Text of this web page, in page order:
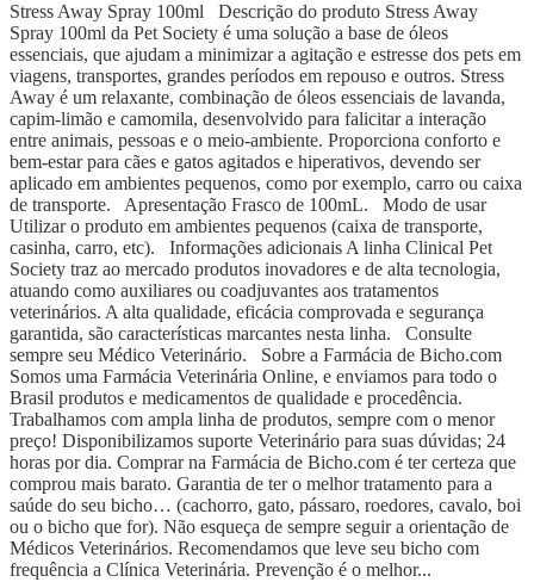
Stress Away Spray 100ml Descrição do produto Stress Away
Spray 100ml da Pet Society é uma solução a base de óleos
essenciais, que ajudam a minimizar a agitação e estresse dos pets em
viagens, transportes, grandes períodos em repouso e outros. Stress
Away é um relaxante, combinação de óleos essenciais de lavanda,
capim-limão e camomila, desenvolvido para falicitar a interação
entre animais, pessoas e o meio-ambiente. Proporciona conforto e
bem-estar para cães e gatos agitados e hiperativos, devendo ser
aplicado em ambientes pequenos, como por exemplo, carro ou caixa
de transporte. Apresentação Frasco de 100mL. Modo de usar
Utilizar o produto em ambientes pequenos (caixa de transporte,
casinha, carro, etc). Informações adicionais A linha Clinical Pet
Society traz ao mercado produtos inovadores e de alta tecnologia,
atuando como auxiliares ou coadjuvantes aos tratamentos
veterinários. A alta qualidade, eficácia comprovada e segurança
garantida, são características marcantes nesta linha. Consulte
sempre seu Médico Veterinário. Sobre a Farmácia de Bicho.com
Somos uma Farmácia Veterinária Online, e enviamos para todo o
Brasil produtos e medicamentos de qualidade e procedência.
Trabalhamos com ampla linha de produtos, sempre com o menor
preço! Disponibilizamos suporte Veterinário para suas dúvidas; 24
horas por dia. Comprar na Farmácia de Bicho.com é ter certeza que
comprou mais barato. Garantia de ter o melhor tratamento para a
saúde do seu bicho… (cachorro, gato, pássaro, roedores, cavalo, boi
ou o bicho que for). Não esqueça de sempre seguir a orientação de
Médicos Veterinários. Recomendamos que leve seu bicho com
frequência a Clínica Veterinária. Prevenção é o melhor...